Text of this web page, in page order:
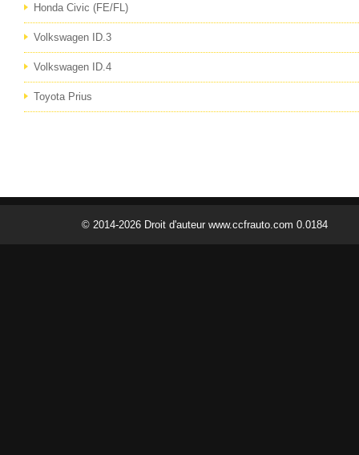
Honda Civic (FE/FL)
Volkswagen ID.3
Volkswagen ID.4
Toyota Prius
© 2014-2026 Droit d'auteur www.ccfrauto.com 0.0184